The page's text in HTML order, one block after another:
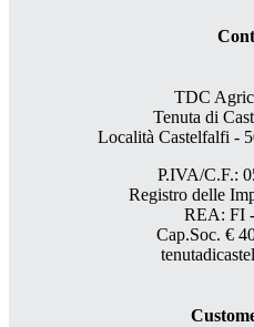
TDC
Tenuta di
Località Castelfalfi -
P.IVA/C.F.:
Registro delle
REA: FI
Cap.Soc. €